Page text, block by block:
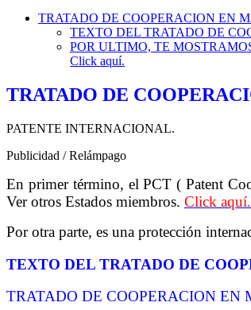
TRATADO DE COOPERACION EN
TEXTO DEL TRATADO DE
POR ULTIMO, TE
Click aquí.
TRATADO DE
PATENTE INTERNACIONAL.
Publicidad / Relámpago
En primer término, el PCT ( Patent
Ver otros Estados miembros. Click aquí.
Por otra parte, es una protección
TEXTO DEL TRATADO DE
TRATADO DE COOPERACION EN